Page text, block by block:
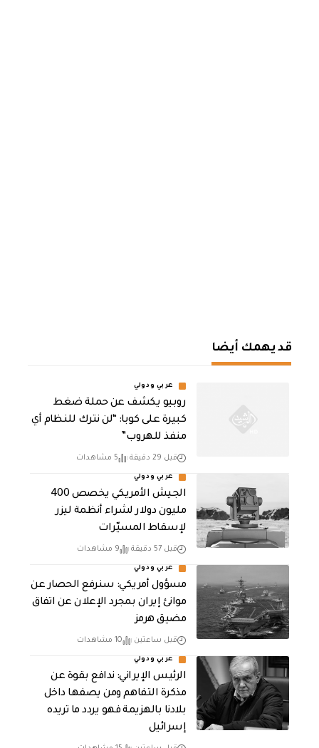
قد يهمك أيضا
عربي ودولي
روبيو يكشف عن حملة ضغط
كبيرة على كوبا: “لن نترك للنظام أي
منفذ للهروب”
قبل 29 دقيقة 5 مشاهدات
عربي ودولي
الجيش الأمريكي يخصص 400
مليون دولار لشراء أنظمة ليزر
لإسقاط المسيّرات
قبل 57 دقيقة 9 مشاهدات
عربي ودولي
مسؤول أمريكي: سنرفع الحصار عن
موانئ إيران بمجرد الإعلان عن اتفاق
مضيق هرمز
قبل ساعتين 10 مشاهدات
عربي ودولي
الرئيس الإيراني: ندافع بقوة عن
مذكرة التفاهم ومن يصفها داخل
بلادنا بالهزيمة فهو يردد ما تريده
إسرائيل